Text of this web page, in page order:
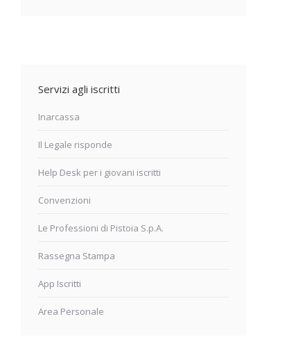
Servizi agli iscritti
Inarcassa
Il Legale risponde
Help Desk per i giovani iscritti
Convenzioni
Le Professioni di Pistoia S.p.A.
Rassegna Stampa
App Iscritti
Area Personale